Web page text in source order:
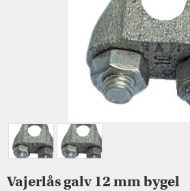
Vajerlås galv 12 mm bygel